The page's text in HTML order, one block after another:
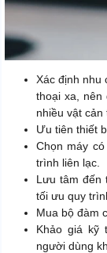
Xác định nhu
thoại xa, nên
nhiều vật cản
Ưu tiên thiết
Chọn máy
trình liên lạc.
Lưu tâm đến
tối ưu quy
Mua bộ đàm
Khảo giá kỹ
người dùng